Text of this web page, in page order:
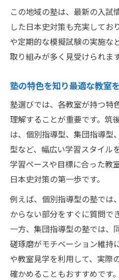
この地域の塾は、最新の入試
した日本史対策も充実してお
や定期的な模擬試験の実施な
取り組みが多く見受けられます
塾の特色を知り最適な教室
塾選びでは、各教室が持つ特
理解することが重要です。筑
は、個別指導型、集団指導型
型など、幅広い学習スタイル
学習ペースや目標に合った教
日本史対策の第一歩です。
例えば、個別指導型の塾では
からない部分をすぐに質問で
一方、集団指導型の塾では、
磋琢磨がモチベーション維持
や教室見学を利用して、実際
確かめることもおすすめです。